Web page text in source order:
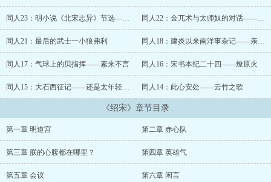
同人23：明小说《北宋志异》节选——Tell小郭 同人22：金兀术与太师奴的对话——人生短短几度秋
同人21：最后的武士一小狼弗利 同人18：建炎以来南洋事杂记——亲自出马阿巴瑟
同人17：气球上的贝指挥——素来不言 同人16：宋书本纪二十四——燎原火
同人15：大石西征记——还是太年轻了123 同人14：此心安处——云竹之歌
《绍宋》章节目录
第一章 明道宫 第二章 赤心队
第三章 朕的心腹都在哪里？ 第四章 英雄气
第五章 会议 第六章 闲言